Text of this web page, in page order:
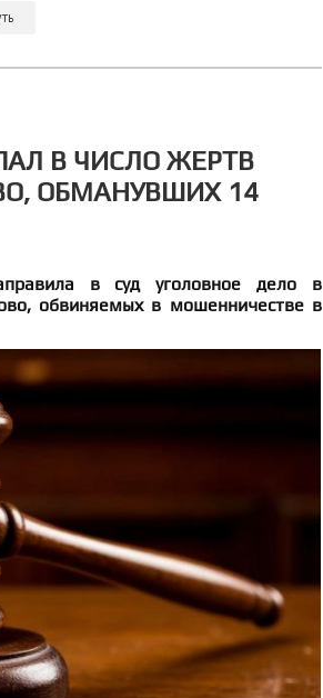
В ЧИСЛО ЖЕРТВ
ОБМАНУВШИХ 14
в суд уголовное дело в
обвиняемых в мошенничестве в